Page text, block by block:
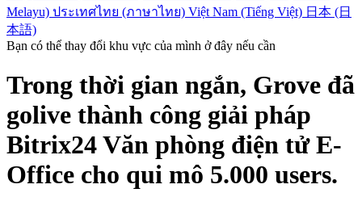
Melayu) ประเทศไทย (ภาษาไทย) Việt Nam (Tiếng Việt) 日本 (日
本語)
Bạn có thể thay đổi khu vực của mình ở đây nếu cần
Trong thời gian ngắn, Grove đã
golive thành công giải pháp
Bitrix24 Văn phòng điện tử E-
Office cho qui mô 5.000 users.